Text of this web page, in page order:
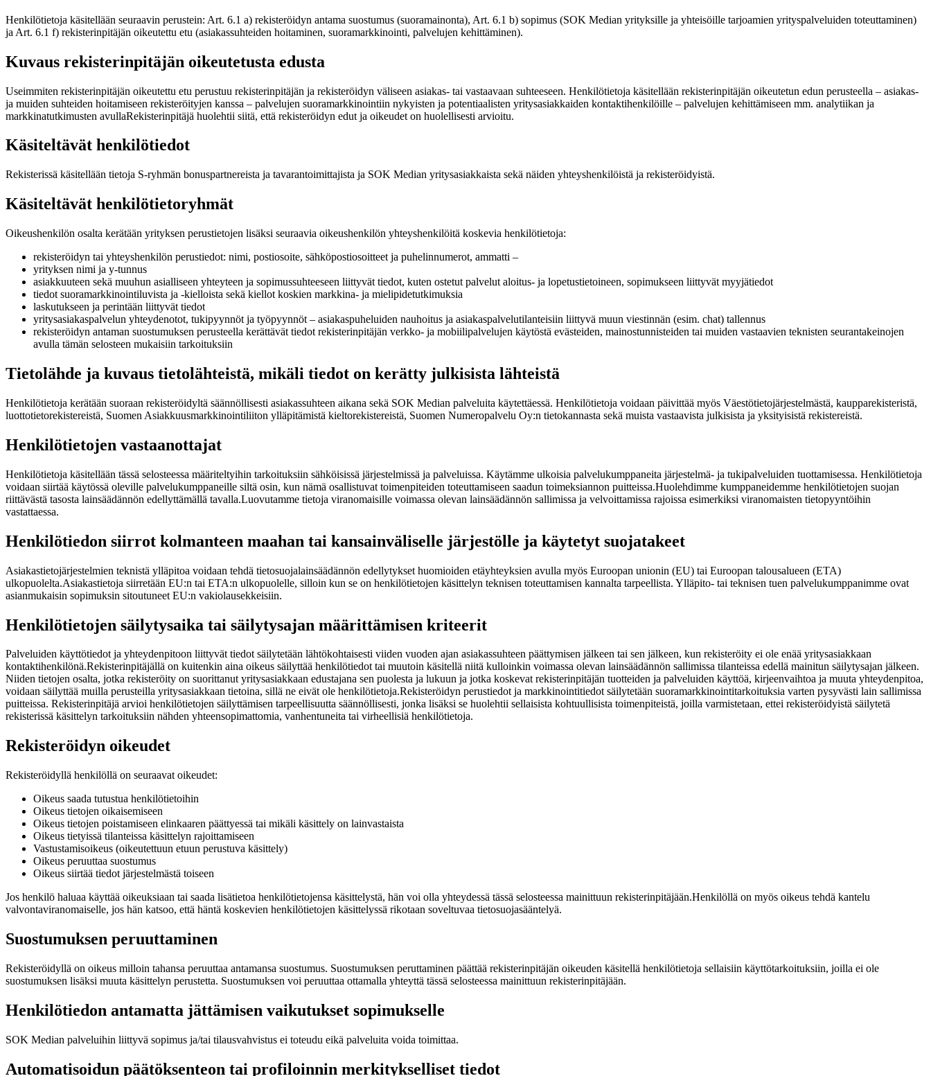
Henkilötietoja käsitellään seuraavin perustein: Art. 6.1 a) rekisteröidyn antama suostumus (suoramainonta), Art. 6.1 b) sopimus (SOK Median yrityksille ja yhteisöille tarjoamien yrityspalveluiden toteuttaminen)
ja Art. 6.1 f) rekisterinpitäjän oikeutettu etu (asiakassuhteiden hoitaminen, suoramarkkinointi, palvelujen kehittäminen).
Kuvaus rekisterinpitäjän oikeutetusta edusta
Useimmiten rekisterinpitäjän oikeutettu etu perustuu rekisterinpitäjän ja rekisteröidyn väliseen asiakas- tai vastaavaan suhteeseen. Henkilötietoja käsitellään rekisterinpitäjän oikeutetun edun perusteella – asiakas-
ja muiden suhteiden hoitamiseen rekisteröityjen kanssa – palvelujen suoramarkkinointiin nykyisten ja potentiaalisten yritysasiakkaiden kontaktihenkilöille – palvelujen kehittämiseen mm. analytiikan ja
markkinatutkimusten avullaRekisterinpitäjä huolehtii siitä, että rekisteröidyn edut ja oikeudet on huolellisesti arvioitu.
Käsiteltävät henkilötiedot
Rekisterissä käsitellään tietoja S-ryhmän bonuspartnereista ja tavarantoimittajista ja SOK Median yritysasiakkaista sekä näiden yhteyshenkilöistä ja rekisteröidyistä.
Käsiteltävät henkilötietoryhmät
Oikeushenkilön osalta kerätään yrityksen perustietojen lisäksi seuraavia oikeushenkilön yhteyshenkilöitä koskevia henkilötietoja:
rekisteröidyn tai yhteyshenkilön perustiedot: nimi, postiosoite, sähköpostiosoitteet ja puhelinnumerot, ammatti –
yrityksen nimi ja y-tunnus
asiakkuuteen sekä muuhun asialliseen yhteyteen ja sopimussuhteeseen liittyvät tiedot, kuten ostetut palvelut aloitus- ja lopetustietoineen, sopimukseen liittyvät myyjätiedot
tiedot suoramarkkinointiluvista ja -kielloista sekä kiellot koskien markkina- ja mielipidetutkimuksia
laskutukseen ja perintään liittyvät tiedot
yritysasiakaspalvelun yhteydenotot, tukipyynnöt ja työpyynnöt – asiakaspuheluiden nauhoitus ja asiakaspalvelutilanteisiin liittyvä muun viestinnän (esim. chat) tallennus
rekisteröidyn antaman suostumuksen perusteella kerättävät tiedot rekisterinpitäjän verkko- ja mobiilipalvelujen käytöstä evästeiden, mainostunnisteiden tai muiden vastaavien teknisten seurantakeinojen
avulla tämän selosteen mukaisiin tarkoituksiin
Tietolähde ja kuvaus tietolähteistä, mikäli tiedot on kerätty julkisista lähteistä
Henkilötietoja kerätään suoraan rekisteröidyltä säännöllisesti asiakassuhteen aikana sekä SOK Median palveluita käytettäessä. Henkilötietoja voidaan päivittää myös Väestötietojärjestelmästä, kaupparekisteristä,
luottotietorekistereistä, Suomen Asiakkuusmarkkinointiliiton ylläpitämistä kieltorekistereistä, Suomen Numeropalvelu Oy:n tietokannasta sekä muista vastaavista julkisista ja yksityisistä rekistereistä.
Henkilötietojen vastaanottajat
Henkilötietoja käsitellään tässä selosteessa määriteltyihin tarkoituksiin sähköisissä järjestelmissä ja palveluissa. Käytämme ulkoisia palvelukumppaneita järjestelmä- ja tukipalveluiden tuottamisessa. Henkilötietoja
voidaan siirtää käytössä oleville palvelukumppaneille siltä osin, kun nämä osallistuvat toimenpiteiden toteuttamiseen saadun toimeksiannon puitteissa.Huolehdimme kumppaneidemme henkilötietojen suojan
riittävästä tasosta lainsäädännön edellyttämällä tavalla.Luovutamme tietoja viranomaisille voimassa olevan lainsäädännön sallimissa ja velvoittamissa rajoissa esimerkiksi viranomaisten tietopyyntöihin
vastattaessa.
Henkilötiedon siirrot kolmanteen maahan tai kansainväliselle järjestölle ja käytetyt suojatakeet
Asiakastietojärjestelmien teknistä ylläpitoa voidaan tehdä tietosuojalainsäädännön edellytykset huomioiden etäyhteyksien avulla myös Euroopan unionin (EU) tai Euroopan talousalueen (ETA)
ulkopuolelta.Asiakastietoja siirretään EU:n tai ETA:n ulkopuolelle, silloin kun se on henkilötietojen käsittelyn teknisen toteuttamisen kannalta tarpeellista. Ylläpito- tai teknisen tuen palvelukumppanimme ovat
asianmukaisin sopimuksin sitoutuneet EU:n vakiolausekkeisiin.
Henkilötietojen säilytysaika tai säilytysajan määrittämisen kriteerit
Palveluiden käyttötiedot ja yhteydenpitoon liittyvät tiedot säilytetään lähtökohtaisesti viiden vuoden ajan asiakassuhteen päättymisen jälkeen tai sen jälkeen, kun rekisteröity ei ole enää yritysasiakkaan
kontaktihenkilönä.Rekisterinpitäjällä on kuitenkin aina oikeus säilyttää henkilötiedot tai muutoin käsitellä niitä kulloinkin voimassa olevan lainsäädännön sallimissa tilanteissa edellä mainitun säilytysajan jälkeen.
Niiden tietojen osalta, jotka rekisteröity on suorittanut yritysasiakkaan edustajana sen puolesta ja lukuun ja jotka koskevat rekisterinpitäjän tuotteiden ja palveluiden käyttöä, kirjeenvaihtoa ja muuta yhteydenpitoa,
voidaan säilyttää muilla perusteilla yritysasiakkaan tietoina, sillä ne eivät ole henkilötietoja.Rekisteröidyn perustiedot ja markkinointitiedot säilytetään suoramarkkinointitarkoituksia varten pysyvästi lain sallimissa
puitteissa. Rekisterinpitäjä arvioi henkilötietojen säilyttämisen tarpeellisuutta säännöllisesti, jonka lisäksi se huolehtii sellaisista kohtuullisista toimenpiteistä, joilla varmistetaan, ettei rekisteröidyistä säilytetä
rekisterissä käsittelyn tarkoituksiin nähden yhteensopimattomia, vanhentuneita tai virheellisiä henkilötietoja.
Rekisteröidyn oikeudet
Rekisteröidyllä henkilöllä on seuraavat oikeudet:
Oikeus saada tutustua henkilötietoihin
Oikeus tietojen oikaisemiseen
Oikeus tietojen poistamiseen elinkaaren päättyessä tai mikäli käsittely on lainvastaista
Oikeus tietyissä tilanteissa käsittelyn rajoittamiseen
Vastustamisoikeus (oikeutettuun etuun perustuva käsittely)
Oikeus peruuttaa suostumus
Oikeus siirtää tiedot järjestelmästä toiseen
Jos henkilö haluaa käyttää oikeuksiaan tai saada lisätietoa henkilötietojensa käsittelystä, hän voi olla yhteydessä tässä selosteessa mainittuun rekisterinpitäjään.Henkilöllä on myös oikeus tehdä kantelu
valvontaviranomaiselle, jos hän katsoo, että häntä koskevien henkilötietojen käsittelyssä rikotaan soveltuvaa tietosuojasääntelyä.
Suostumuksen peruuttaminen
Rekisteröidyllä on oikeus milloin tahansa peruuttaa antamansa suostumus. Suostumuksen peruttaminen päättää rekisterinpitäjän oikeuden käsitellä henkilötietoja sellaisiin käyttötarkoituksiin, joilla ei ole
suostumuksen lisäksi muuta käsittelyn perustetta. Suostumuksen voi peruuttaa ottamalla yhteyttä tässä selosteessa mainittuun rekisterinpitäjään.
Henkilötiedon antamatta jättämisen vaikutukset sopimukselle
SOK Median palveluihin liittyvä sopimus ja/tai tilausvahvistus ei toteudu eikä palveluita voida toimittaa.
Automatisoidun päätöksenteon tai profiloinnin merkitykselliset tiedot